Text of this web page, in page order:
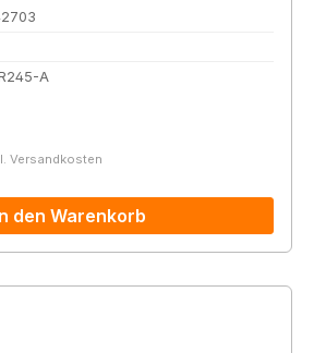
A
Versandkosten
den Warenkorb